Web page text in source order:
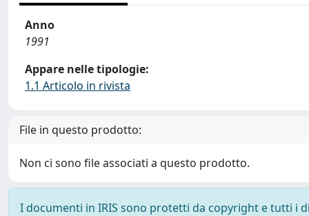
Anno
1991
Appare nelle tipologie:
1.1 Articolo in rivista
File in questo prodotto:
Non ci sono file associati a questo prodotto.
I documenti in IRIS sono protetti da copyright e tutti i